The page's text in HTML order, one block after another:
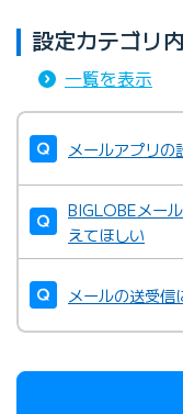
設定カテゴリ
一覧を表示
メールアプリ
BIGLOBEメー
えてほしい
メールの送受